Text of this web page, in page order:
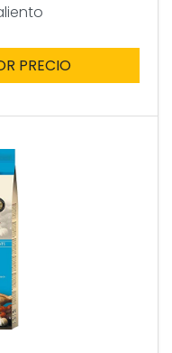
PRECIO